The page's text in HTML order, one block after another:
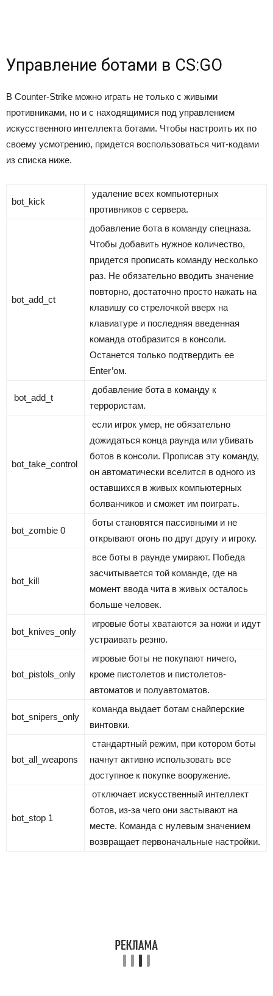
Управление ботами в CS:GO
В Counter-Strike можно играть не только с живыми
противниками, но и с находящимися под управлением
искусственного интеллекта ботами. Чтобы настроить их по
своему усмотрению, придется воспользоваться чит-кодами
из списка ниже.
bot_kick
удаление всех компьютерных
противников с сервера.
bot_add_ct
добавление бота в команду спецназа.
Чтобы добавить нужное количество,
придется прописать команду несколько
раз. Не обязательно вводить значение
повторно, достаточно просто нажать на
клавишу со стрелочкой вверх на
клавиатуре и последняя введенная
команда отобразится в консоли.
Останется только подтвердить ее
Enter’ом.
bot_add_t
добавление бота в команду к
террористам.
bot_take_control
если игрок умер, не обязательно
дожидаться конца раунда или убивать
ботов в консоли. Прописав эту команду,
он автоматически вселится в одного из
оставшихся в живых компьютерных
болванчиков и сможет им поиграть.
bot_zombie 0
боты становятся пассивными и не
открывают огонь по друг другу и игроку.
bot_kill
все боты в раунде умирают. Победа
засчитывается той команде, где на
момент ввода чита в живых осталось
больше человек.
bot_knives_only
игровые боты хватаются за ножи и идут
устраивать резню.
bot_pistols_only
игровые боты не покупают ничего,
кроме пистолетов и пистолетов-
автоматов и полуавтоматов.
bot_snipers_only
команда выдает ботам снайперские
винтовки.
bot_all_weapons
стандартный режим, при котором боты
начнут активно использовать все
доступное к покупке вооружение.
bot_stop 1
отключает искусственный интеллект
ботов, из-за чего они застывают на
месте. Команда с нулевым значением
возвращает первоначальные настройки.